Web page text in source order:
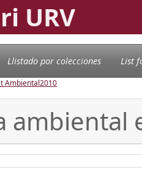
URV
Llistado por colecciones List
Ambiental2010
ambiental